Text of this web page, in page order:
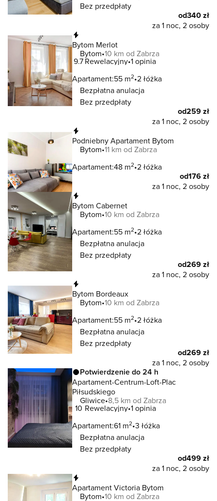
Bez przedpłaty
od340 zł
za 1 noc, 2 osoby
Bytom Merlot
Bytom 10 km od Zabrza
9.7Rewelacyjny 1 opinia
Apartament:55 m2 2 łóżka
Bezpłatna anulacja
Bez przedpłaty
od259 zł
za 1 noc, 2 osoby
Podniebny Apartament Bytom
Bytom 11 km od Zabrza
Apartament:48 m2 2 łóżka
od176 zł
za 1 noc, 2 osoby
Bytom Cabernet
Bytom 10 km od Zabrza
Apartament:55 m2 2 łóżka
Bezpłatna anulacja
Bez przedpłaty
od269 zł
za 1 noc, 2 osoby
Bytom Bordeaux
Bytom 10 km od Zabrza
Apartament:55 m2 2 łóżka
Bezpłatna anulacja
Bez przedpłaty
od269 zł
za 1 noc, 2 osoby
Potwierdzenie do 24 h
Apartament-Centrum-Loft-Plac
Piłsudskiego
Gliwice 8,5 km od Zabrza
10 Rewelacyjny 1 opinia
Apartament:61 m2 3 łóżka
Bezpłatna anulacja
Bez przedpłaty
od499 zł
za 1 noc, 2 osoby
Apartament Victoria Bytom
Bytom 10 km od Zabrza